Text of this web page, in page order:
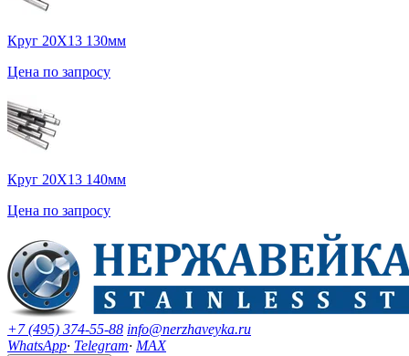
Круг 20Х13 130мм
Цена по запросу
Круг 20Х13 140мм
Цена по запросу
+7 (495) 374-55-88 info@nerzhaveyka.ru
WhatsApp· Telegram· MAX